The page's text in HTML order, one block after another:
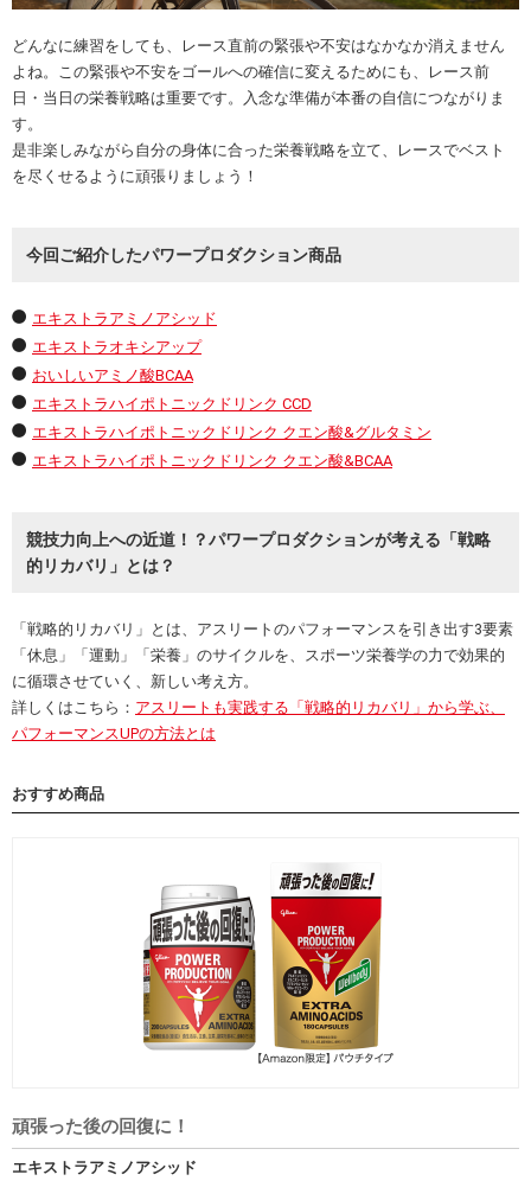
どんなに練習をしても、レース直前の緊張や不安はなかなか消えません
よね。この緊張や不安をゴールへの確信に変えるためにも、レース前
日・当日の栄養戦略は重要です。入念な準備が本番の自信につながりま
す。
是非楽しみながら自分の身体に合った栄養戦略を立て、レースでベスト
を尽くせるように頑張りましょう！
今回ご紹介したパワープロダクション商品
エキストラアミノアシッド
エキストラオキシアップ
おいしいアミノ酸BCAA
エキストラハイポトニックドリンク CCD
エキストラハイポトニックドリンク クエン酸&グルタミン
エキストラハイポトニックドリンク クエン酸&BCAA
競技力向上への近道！？パワープロダクションが考える「戦略
的リカバリ」とは？
「戦略的リカバリ」とは、アスリートのパフォーマンスを引き出す3要素
「休息」「運動」「栄養」のサイクルを、スポーツ栄養学の力で効果的
に循環させていく、新しい考え方。
詳しくはこちら： アスリートも実践する「戦略的リカバリ」から学ぶ、
パフォーマンスUPの方法とは
おすすめ商品
頑張った後の回復に！
エキストラアミノアシッド